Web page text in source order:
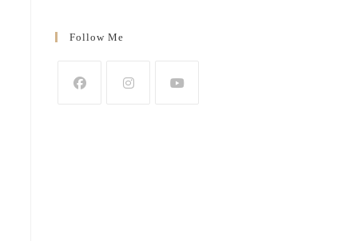
Follow Me